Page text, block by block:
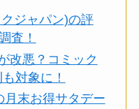
ジャパン)の評
査！
改悪？コミック
対象に！
月末お得サタデー